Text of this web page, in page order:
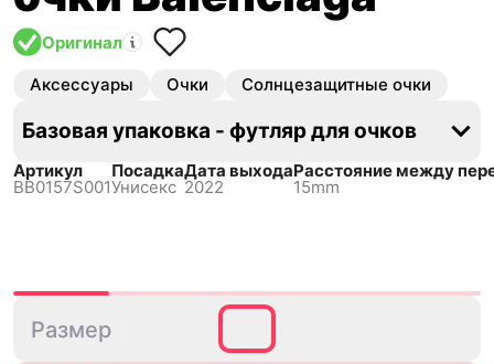
Оригинал
Аксессуары Очки Солнцезащитные очки
Базовая упаковка - футляр для очков
Артикул
BB0157S001
Посадка
Унисекс
Дата выхода
2022
Расстояние между
15mm
Размер